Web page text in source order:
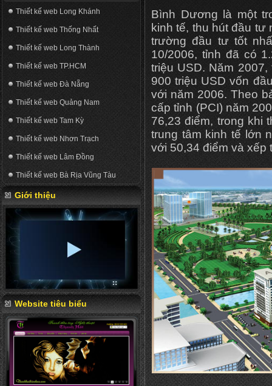
Thiết kế web Long Khánh
Thiết kế web Thống Nhất
Thiết kế web Long Thành
Thiết kế web TP.HCM
Thiết kế web Đà Nẵng
Thiết kế web Quảng Nam
Thiết kế web Tam Kỳ
Thiết kế web Nhơn Trạch
Thiết kế web Lâm Đồng
Thiết kế web Bà Rịa Vũng Tàu
Giới thiệu
Website tiêu biểu
Bình Dương là một
kinh tế, thu hút đầu
trường đầu tư tốt
10/2006, tỉnh đã có
triệu USD. Năm
900 triệu USD vốn
với năm 2006. Theo
cấp tỉnh (PCI) năm
76,23 điểm, trong khi
trung tâm kinh tế lớn
với 50,34 điểm và xếp